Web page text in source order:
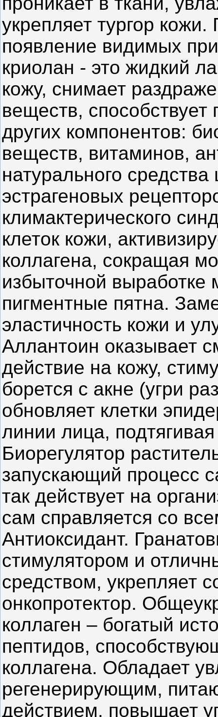
укрепляет тургор
появление видимых
криолан - это жидкий
кожу, снимает
веществ,
других компонентов:
веществ, витаминов,
натурального
эстрагеновых
климактерического
клеток кожи,
коллагена, сокращая
избыточной выработке
пигментные пятна.
эластичность кожи и
Аллантоин оказывает
действие на кожу,
борется с акне (угри
обновляет клетки
линии лица,
Биорегулятор
запускающий процесс
так действует на
сам справляется со
Антиоксидант.
стимулятором и
средством, укрепляет
онкопротектор.
коллаген – богатый
пептидов,
коллагена. Обладает
регенерирующим,
действием, повышает